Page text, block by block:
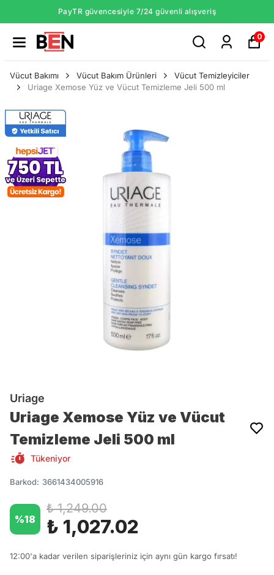
PayTR güvencesiyle 7/24 güvenli alışveriş
0
Vücut Bakımı Vücut Bakım Ürünleri
Vücut Temizleyiciler
Uriage Xemose Yüz ve Vücut Temizleme Jeli 500 ml
Uriage
Uriage Xemose Yüz ve Vücut
Temizleme Jeli 500 ml
Tükeniyor
Barkod: 3661434005916
%18
₺ 1,249.00
₺ 1,027.02
12:00'a kadar verilen siparişleriniz için aynı gün kargo fırsatı!